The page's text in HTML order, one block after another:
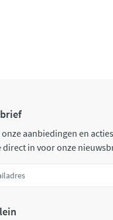
aanbiedingen en
direct in voor onze